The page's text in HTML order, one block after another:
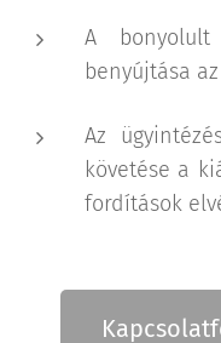
A bonyolult
benyújtása
Az
követése a
fordítások